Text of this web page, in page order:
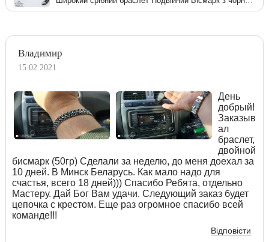
Владимир
15.02.2021
День
добрый!
Заказыв
ал
браслет,
двойной
бисмарк (50гр) Сделали за неделю, до меня доехал за
10 дней. В Минск Беларусь. Как мало надо для
счастья, всего 18 дней))) Спасибо Ребята, отдельно
Мастеру. Дай Бог Вам удачи. Следующий заказ будет
цепочка с крестом. Еще раз огромное спасибо всей
команде!!!
Відповісти